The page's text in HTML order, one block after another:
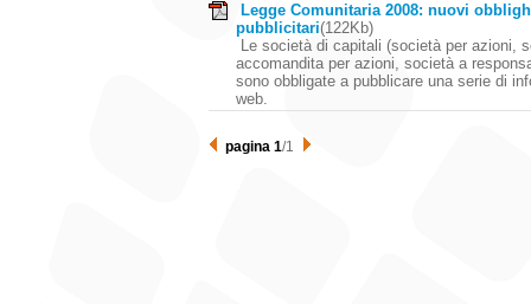
Legge Comunitaria 2008: nuovi
pubblicitari(122Kb)
Le società di capitali (società per azioni,
accomandita per azioni, società a
sono obbligate a pubblicare una serie di
web.
pagina 1/1